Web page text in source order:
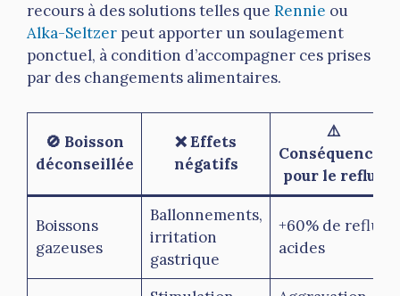
recours à des solutions telles que Rennie ou
Alka-Seltzer peut apporter un soulagement
ponctuel, à condition d’accompagner ces prises
par des changements alimentaires.
🚫 Boisson
déconseillée
❌ Effets
négatifs
⚠️
Conséquences
pour le reflux
Boissons
gazeuses
Ballonnements,
irritation
gastrique
+60% de reflux
acides